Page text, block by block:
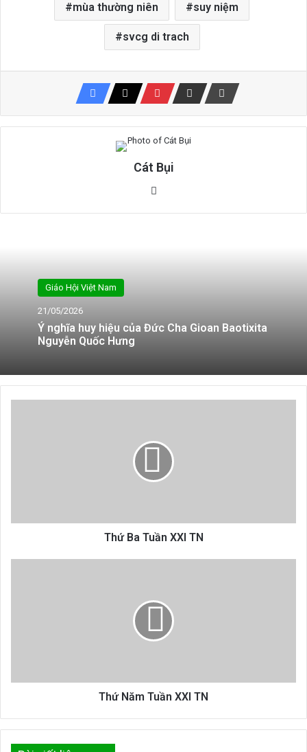
mùa thường niên suy niệm
svcg di trach
Cát Bụi
Giáo Hội Việt Nam
21/05/2026
Ý nghĩa huy hiệu của Đức Cha Gioan Baotixita
Nguyễn Quốc Hưng
Thứ Ba Tuần XXI TN
Thứ Năm Tuần XXI TN